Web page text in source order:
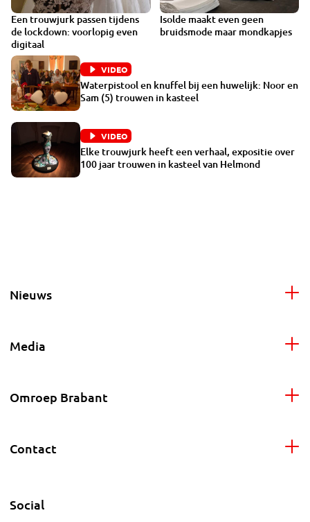
Een trouwjurk passen tijdens
de lockdown: voorlopig even
digitaal
VIDEO
Isolde maakt even geen
bruidsmode maar mondkapjes
VIDEO
VIDEO
Waterpistool en knuffel bij een huwelijk: Noor en
Sam (5) trouwen in kasteel
VIDEO
Elke trouwjurk heeft een verhaal, expositie over
100 jaar trouwen in kasteel van Helmond
Nieuws
Media
Omroep Brabant
Contact
Social